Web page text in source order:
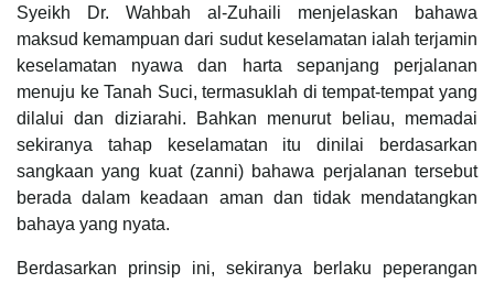
Syeikh Dr. Wahbah al-Zuhaili menjelaskan bahawa
maksud kemampuan dari sudut keselamatan ialah terjamin
keselamatan nyawa dan harta sepanjang perjalanan
menuju ke Tanah Suci, termasuklah di tempat-tempat yang
dilalui dan diziarahi. Bahkan menurut beliau, memadai
sekiranya tahap keselamatan itu dinilai berdasarkan
sangkaan yang kuat (zanni) bahawa perjalanan tersebut
berada dalam keadaan aman dan tidak mendatangkan
bahaya yang nyata.
Berdasarkan prinsip ini, sekiranya berlaku peperangan